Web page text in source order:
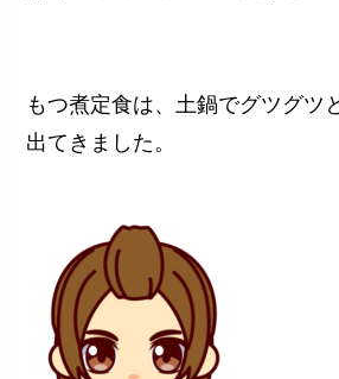
もつ煮定食は、土鍋でグツグツ
出てきました。